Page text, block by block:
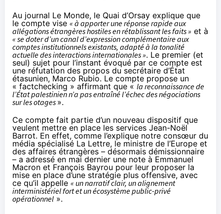
Au journal Le Monde, le Quai d’Orsay explique que
le compte vise « à apporter une réponse rapide aux
allégations étrangères hostiles en rétablissant les faits » et à
« se doter d’un canal d’expression complémentaire aux
comptes institutionnels existants, adapté à la tonalité
actuelle des interactions internationales ». Le premier (et
seul) sujet pour l’instant évoqué par ce compte est
une réfutation des propos du secrétaire d’État
étasunien, Marco Rubio. Le compte propose un
« factchecking » affirmant que « la reconnaissance de
l’État palestinien n’a pas entraîné l’échec des négociations
sur les otages ».
Ce compte fait partie d’un nouveau dispositif que
veulent mettre en place les services Jean-Noël
Barrot. En effet, comme l’explique notre consœur du
média spécialisé La Lettre, le ministre de l’Europe et
des affaires étrangères – désormais démissionnaire
– a adressé en mai dernier une note à Emmanuel
Macron et François Bayrou pour leur proposer la
mise en place d’une stratégie plus offensive, avec
ce qu’il appelle « un narratif clair, un alignement
interministériel fort et un écosystème public-privé
opérationnel ».